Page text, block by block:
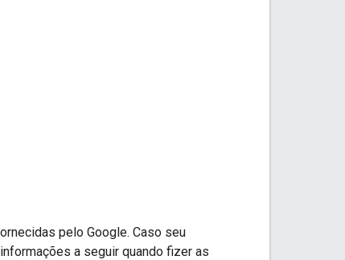
pelo Google. Caso seu
a seguir quando fizer as